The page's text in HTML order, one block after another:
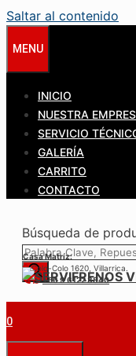
Saltar al contenido
MENU
INICIO
NUESTRA
SERVICIO
GALERÍA
CARRITO
CONTACTO
Búsqueda de
Casa Matríz:
Colo-Colo 1620, Villarrica.
+56 9 6122 3840
0